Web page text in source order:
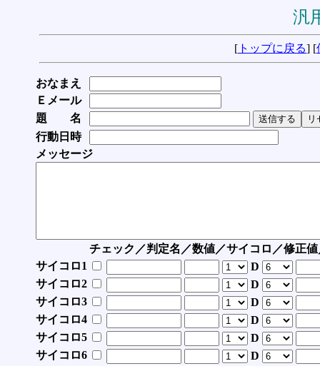
汎
[ トップに戻る] [
おなまえ
Ｅメール
題 名
行動日時
メッセージ
チェック／判定名／数値／サイコロ／修正
サイコロ1
D
サイコロ2
D
サイコロ3
D
サイコロ4
D
サイコロ5
D
サイコロ6
D